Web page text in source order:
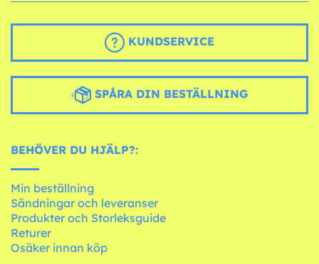
KUNDSERVICE
SPÅRA DIN BESTÄLLNING
BEHÖVER DU HJÄLP?:
Min beställning
Sändningar och leveranser
Produkter och Storleksguide
Returer
Osäker innan köp